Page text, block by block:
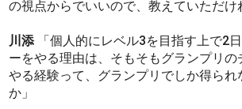
の視点からでいいので、教えていただけ
川添 「個人的にレベル3を目指す上で2
ーをやる理由は、そもそもグランプリの
やる経験って、グランプリでしか得られ
か」